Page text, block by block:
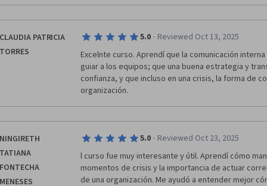
CLAUDIA PATRICIA
TORRES
5.0 · Reviewed Oct 13, 2025
Excelnte curso. Aprendí que la comunicación
guiar a los equipos; que una buena estrategia y
confianza, y que incluso en una crisis, la forma de
organización.
NINGIRETH
TATIANA
FONTECHA
MENESES
5.0 · Reviewed Oct 23, 2025
l curso fue muy interesante y útil. Aprendí cómo
momentos de crisis y la importancia de actuar
de una organización. Me ayudó a entender mejor